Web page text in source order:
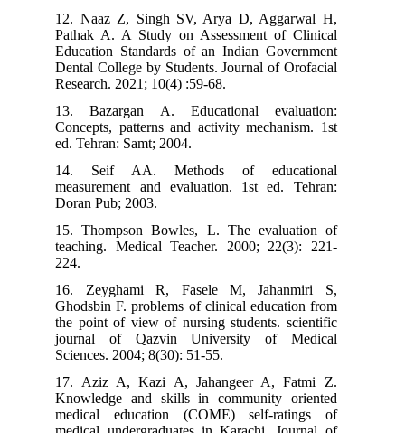
12. Naaz Z, Singh SV, Arya D, Aggarwal H,
Pathak A. A Study on Assessment of Clinical
Education Standards of an Indian Government
Dental College by Students. Journal of Orofacial
Research. 2021; 10(4) :59-68.
13. Bazargan A. Educational evaluation:
Concepts, patterns and activity mechanism. 1st
ed. Tehran: Samt; 2004.
14. Seif AA. Methods of educational
measurement and evaluation. 1st ed. Tehran:
Doran Pub; 2003.
15. Thompson Bowles, L. The evaluation of
teaching. Medical Teacher. 2000; 22(3): 221-
224.
16. Zeyghami R, Fasele M, Jahanmiri S,
Ghodsbin F. problems of clinical education from
the point of view of nursing students. scientific
journal of Qazvin University of Medical
Sciences. 2004; 8(30): 51-55.
17. Aziz A, Kazi A, Jahangeer A, Fatmi Z.
Knowledge and skills in community oriented
medical education (COME) self-ratings of